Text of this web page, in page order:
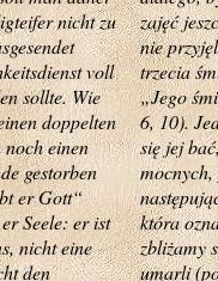
nicht zu
voll
sollte. Wie
doppelten
noch einen
gestorben
er Gott“
Seele: er ist
nicht eine
den
zajęć
nie
trzecia
„Jego
6, 10).
się jej
która
zbliżamy
umarli